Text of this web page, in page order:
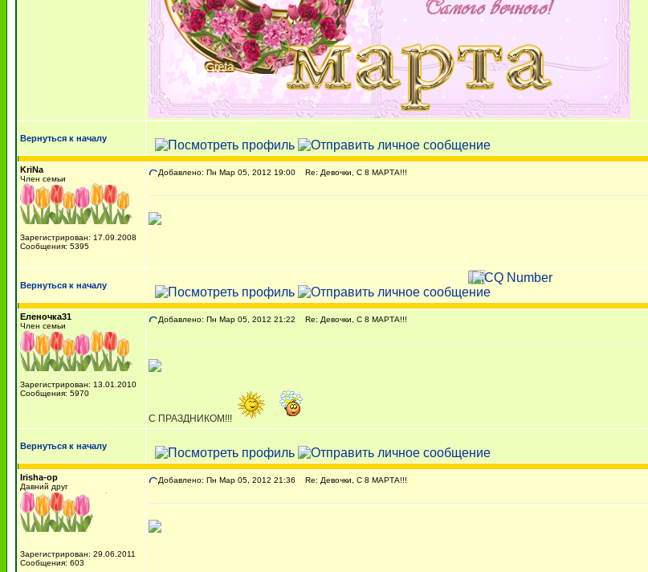
Вернуться к началу
KriNa
Член семьи
Зарегистрирован: 17.09.2008
Сообщения: 5395
Добавлено: Пн Мар 05, 2012 19:00 Re: Девочки, С 8 МАРТА!!!
Вернуться к началу
Еленочка31
Член семьи
Зарегистрирован: 13.01.2010
Сообщения: 5970
Добавлено: Пн Мар 05, 2012 21:22 Re: Девочки, С 8 МАРТА!!!
С ПРАЗДНИКОМ!!!
Вернуться к началу
Irisha-op
Давний друг
Зарегистрирован: 29.06.2011
Сообщения: 603
Добавлено: Пн Мар 05, 2012 21:36 Re: Девочки, С 8 МАРТА!!!